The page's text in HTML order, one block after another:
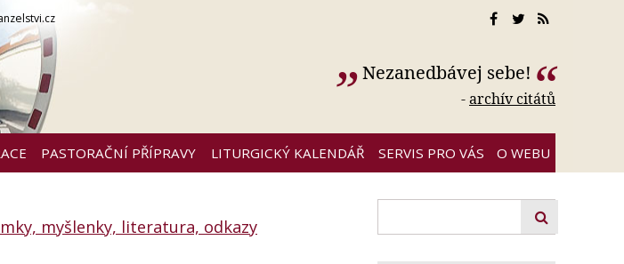
Nezanedbávej sebe!
-archív citátů
PASTORAČNÍ PŘÍPRAVY LITURGICKÝ KALENDÁŘ SERVIS PRO VÁS O WEBU
myšlenky, literatura, odkazy